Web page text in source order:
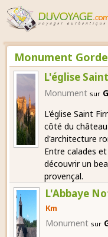
Monument
L'église
Monument sur
L'église Saint
côté du
d'architecture
Entre calades
découvrir un
provençal.
L'Abbaye
Km
Monument sur